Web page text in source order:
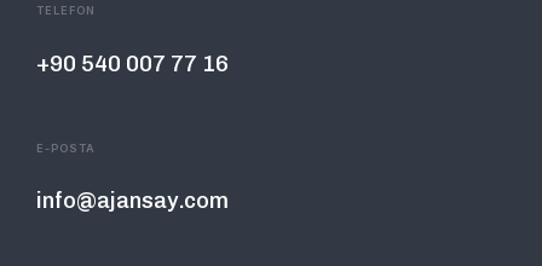
TELEFON
+90 540 007 77 16
E-POSTA
info@ajansay.com